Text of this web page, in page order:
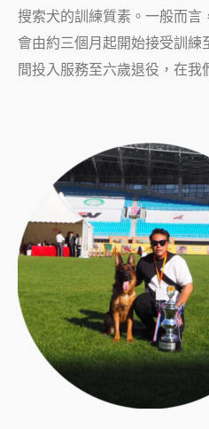
搜索犬的訓練質素。一般而言
會由約三個月起開始接受訓練
間投入服務至六歲退役，在我